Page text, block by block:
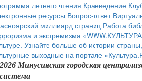
летнего чтения Краеведение
ресурсы Вопрос-ответ
миллиард страниц Работа
и экстремизма
Узнайте больше об истории
выходные на портале
2026 Минусинская городская
система